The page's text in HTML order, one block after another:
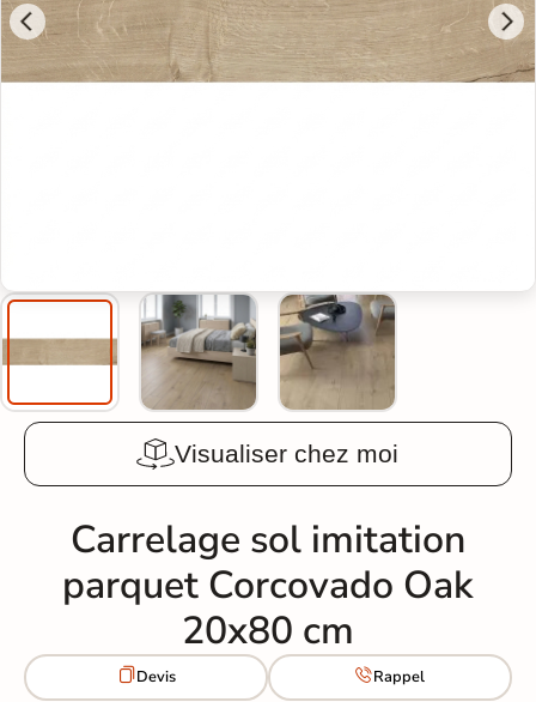
Visualiser chez moi
Carrelage sol imitation
parquet Corcovado Oak
20x80 cm
Devis Rappel